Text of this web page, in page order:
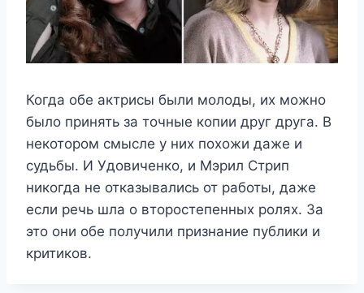
Когда обе актрисы были молоды, их можно
было принять за точные копии друг друга. В
некотором смысле у них похожи даже и
судьбы. И Удовиченко, и Мэрил Стрип
никогда не отказывались от работы, даже
если речь шла о второстепенных ролях. За
это они обе получили признание публики и
критиков.